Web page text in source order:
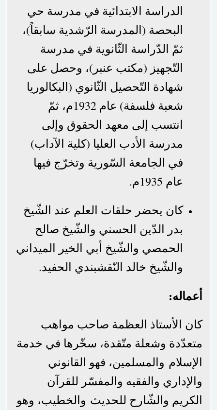
الدراسة الابتدائية في مدرسة حي
البحصة (المدرسة الرّشدية سابقاً)،
ثمّ الدّراسة الثّانوية في مدرسة
التّجهيز (مكتب عنبر)، وحصل على
شهادة التّحصيل الثّانوي (البكالوريا
شعبة فلسفة) عام 1932م، ثمّ
انتسب إلى معهد الحقوق وإلى
مدرسة الأدب العليا (كلية الآداب)
في الجامعة السّورية وتخرّج فيها
عام 1935م.
كان يحضر حلقات العلم عند الشّيخ
بدر الدّين الحسني والشّيخ صالح
الحمصي والشّيخ أبي الخير الميداني
والشّيخ خالد النّقشبندي الحفيد.
أعماله:
كان الأستاذ العظمة صاحب مواهب
متعدّدة وشعلة متّقدة، سخّرها في خدمة
الإسلام والمسلمين، فهو القانوني
والإداري والفقيه والمفسّر للقرآن
الكريم والشّارح للحديث والخطيب، وهو